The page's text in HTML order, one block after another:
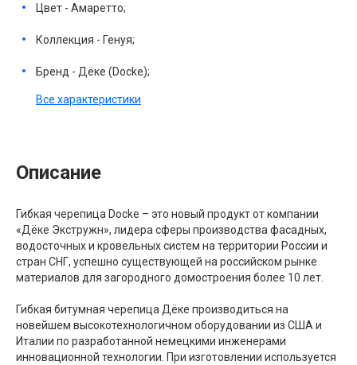
Цвет - Амаретто;
Коллекция - Генуя;
Бренд - Дёке (Docke);
Все характеристики
Описание
Гибкая черепица Docke – это новый продукт от компании
«Дёке Экстружн», лидера сферы производства фасадных,
водосточных и кровельных систем на территории России и
стран СНГ, успешно существующей на российском рынке
материалов для загородного домостроения более 10 лет.
Гибкая битумная черепица Дёке производиться на
новейшем высокотехнологичном оборудовании из США и
Италии по разработанной немецкими инженерами
инновационной технологии. При изготовлении используется